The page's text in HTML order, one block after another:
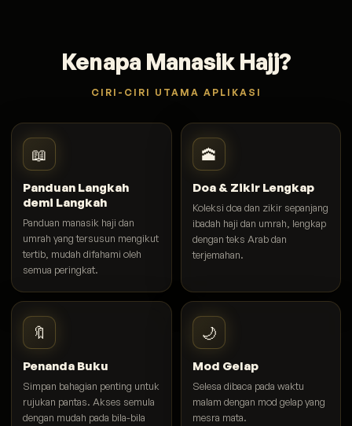
Kenapa Manasik Hajj?
CIRI-CIRI UTAMA APLIKASI
📖
Panduan Langkah
demi Langkah
Panduan manasik haji dan
umrah yang tersusun mengikut
tertib, mudah difahami oleh
semua peringkat.
🕋
Doa & Zikir Lengkap
Koleksi doa dan zikir sepanjang
ibadah haji dan umrah, lengkap
dengan teks Arab dan
terjemahan.
🔖
Penanda Buku
Simpan bahagian penting untuk
rujukan pantas. Akses semula
dengan mudah pada bila-bila
🌙
Mod Gelap
Selesa dibaca pada waktu
malam dengan mod gelap yang
mesra mata.